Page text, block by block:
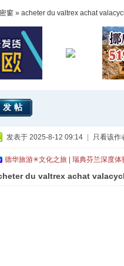
密窗 » acheter du valtrex achat
发帖
发表于 2025-8-12 09:14 只看该作
德华旅游✳文化之旅 | 瑞典芬兰深度
du valtrex achat